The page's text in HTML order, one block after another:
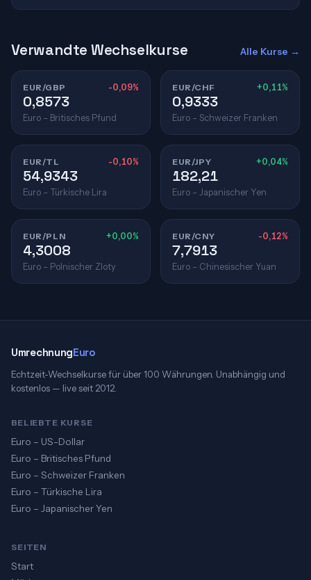
Verwandte Wechselkurse Alle Kurse →
EUR/GBP -0,09%
0,8573
Euro – Britisches Pfund
EUR/CHF +0,11%
0,9333
Euro – Schweizer Franken
EUR/TL -0,10%
54,9343
Euro – Türkische Lira
EUR/JPY +0,04%
182,21
Euro – Japanischer Yen
EUR/PLN +0,00%
4,3008
Euro – Polnischer Zloty
EUR/CNY -0,12%
7,7913
Euro – Chinesischer Yuan
UmrechnungEuro
Echtzeit-Wechselkurse für über 100 Währungen. Unabhängig und
kostenlos — live seit 2012.
BELIEBTE KURSE
Euro – US-Dollar
Euro – Britisches Pfund
Euro – Schweizer Franken
Euro – Türkische Lira
Euro – Japanischer Yen
SEITEN
Start